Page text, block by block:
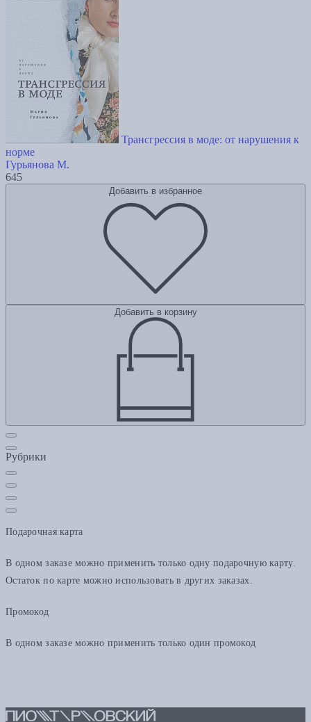
Трансгрессия в моде: от нарушения к
норме
Гурьянова М.
645
Добавить в избранное
Добавить в корзину
Рубрики
Подарочная карта
В одном заказе можно применить только одну подарочную карту.
Остаток по карте можно использовать в других заказах.
Промокод
В одном заказе можно применить только один промокод